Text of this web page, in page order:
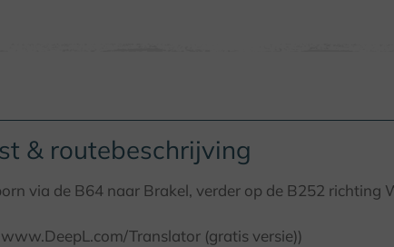
& routebeschrijving
via de B64 naar Brakel, verder op de B252
Translator (gratis versie))